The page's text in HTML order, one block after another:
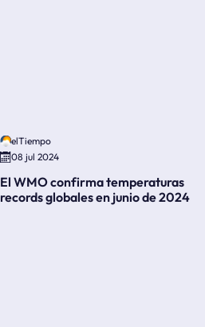
elTiempo
08 jul 2024
El WMO confirma temperaturas
records globales en junio de 2024